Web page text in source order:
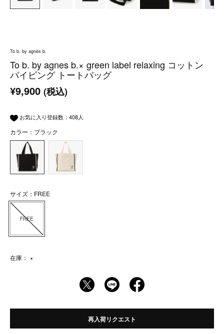
To b. by agnès b.
To b. by agnes b.× green label relaxing コットン
パイピング トートバッグ
¥9,900 (税込)
お気に入り登録数： 408人
カラー：ブラック
サイズ：FREE
FREE
在庫： ×
再入荷リクエスト